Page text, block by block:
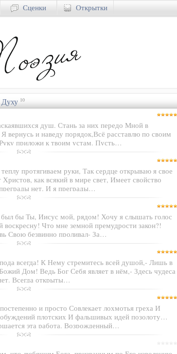
10
душ. Стань за них передо Мной в
вернусь и наведу порядок,Всё расставлю по своим
приложи к твоим устам. Пусть…
протягиваем руки, Так сердце открываю я свое
как всякий в мире свет, Имеет свойство
нет. И я преграды…
бы Ты, Иисус мой, рядом! Хочу я слышать голос
Что мне земной премудрости закон?!
Свою безвинно проливал- За…
всегда! К Нему стремитесь всей душой,- Лишь в
Дом! Ведь Бог Себя являет в нём,- Здесь чудеса
Всегда открыты…
и просто Совлекает лохмотья греха И
плотских И фальшивых идей позолоту…
эта работа. Возрожденный…
Сценки Открытки